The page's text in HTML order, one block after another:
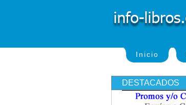
Inicio
DESTACADOS